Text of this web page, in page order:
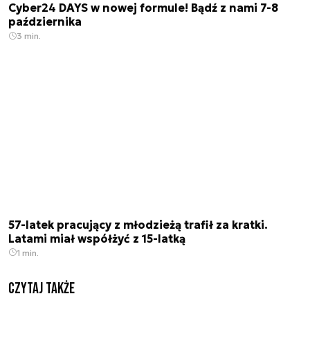
Cyber24 DAYS w nowej formule! Bądź z nami 7-8
października
3 min.
57-latek pracujący z młodzieżą trafił za kratki.
Latami miał współżyć z 15-latką
1 min.
Czytaj także